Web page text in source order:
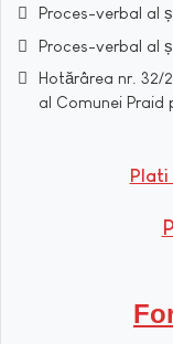
Proces-verbal al
Proces-verbal al
Hotărârea nr. 32/
al Comunei Praid
Plati